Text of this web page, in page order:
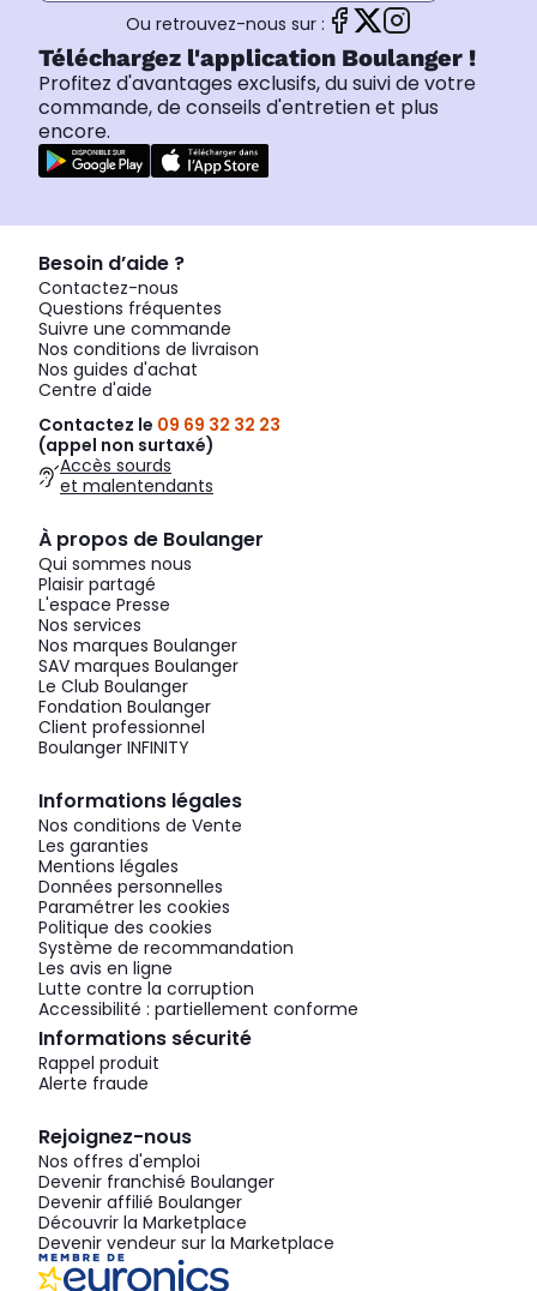
Ou retrouvez-nous sur :
Téléchargez l'application Boulanger !
Profitez d'avantages exclusifs, du suivi de votre
commande, de conseils d'entretien et plus
encore.
Besoin d’aide ?
Contactez-nous
Questions fréquentes
Suivre une commande
Nos conditions de livraison
Nos guides d'achat
Centre d'aide
Contactez le 09 69 32 32 23
(appel non surtaxé)
Accès sourds
et malentendants
À propos de Boulanger
Qui sommes nous
Plaisir partagé
L'espace Presse
Nos services
Nos marques Boulanger
SAV marques Boulanger
Le Club Boulanger
Fondation Boulanger
Client professionnel
Boulanger INFINITY
Informations légales
Nos conditions de Vente
Les garanties
Mentions légales
Données personnelles
Paramétrer les cookies
Politique des cookies
Système de recommandation
Les avis en ligne
Lutte contre la corruption
Accessibilité : partiellement conforme
Informations sécurité
Rappel produit
Alerte fraude
Rejoignez-nous
Nos offres d'emploi
Devenir franchisé Boulanger
Devenir affilié Boulanger
Découvrir la Marketplace
Devenir vendeur sur la Marketplace